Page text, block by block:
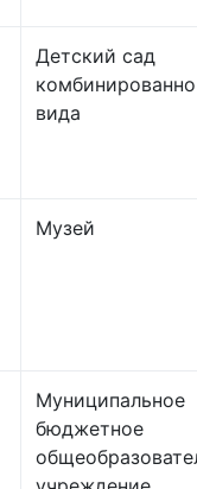
Детский сад
вида
Музей
Муниципальное
бюджетное